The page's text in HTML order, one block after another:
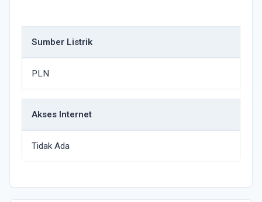
Sumber Listrik
PLN
Akses Internet
Tidak Ada